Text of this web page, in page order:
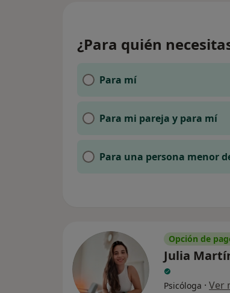
¿Para quién
Para mí
Para mi pareja y para mí
Para una persona menor
Opción de
Julia
Psicóloga · Ver